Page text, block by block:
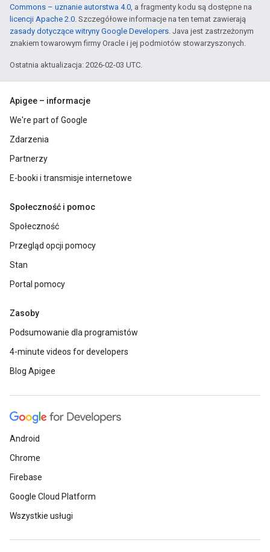
Commons – uznanie autorstwa 4.0, a fragmenty kodu są dostępne na
licencji Apache 2.0. Szczegółowe informacje na ten temat zawierają
zasady dotyczące witryny Google Developers. Java jest zastrzeżonym
znakiem towarowym firmy Oracle i jej podmiotów stowarzyszonych.
Ostatnia aktualizacja: 2026-02-03 UTC.
Apigee – informacje
We're part of Google
Zdarzenia
Partnerzy
E-booki i transmisje internetowe
Społeczność i pomoc
Społeczność
Przegląd opcji pomocy
Stan
Portal pomocy
Zasoby
Podsumowanie dla programistów
4-minute videos for developers
Blog Apigee
Android
Chrome
Firebase
Google Cloud Platform
Wszystkie usługi